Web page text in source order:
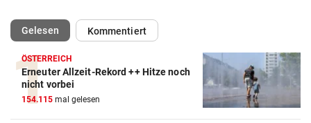
Gelesen(ausgewählt)Kommentiert
ÖSTERREICH
Erneuter Allzeit-Rekord ++ Hitze noch
nicht vorbei
154.115 mal gelesen
Action-Cam Vergleich
ZUM VERGLEICH